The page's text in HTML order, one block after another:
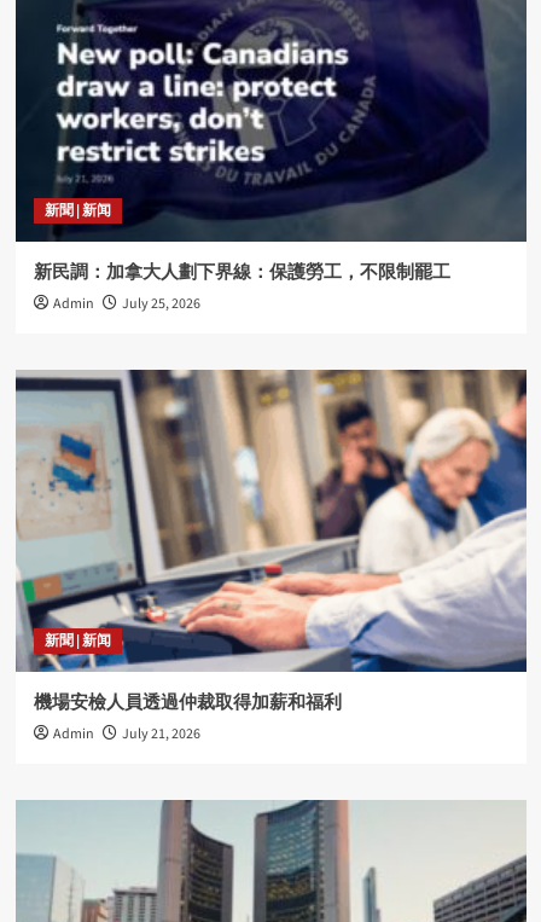
新聞 | 新闻
新民調：加拿大人劃下界線：保護勞工，不限制罷工
Admin July 25, 2026
新聞 | 新闻
機場安檢人員透過仲裁取得加薪和福利
Admin July 21, 2026